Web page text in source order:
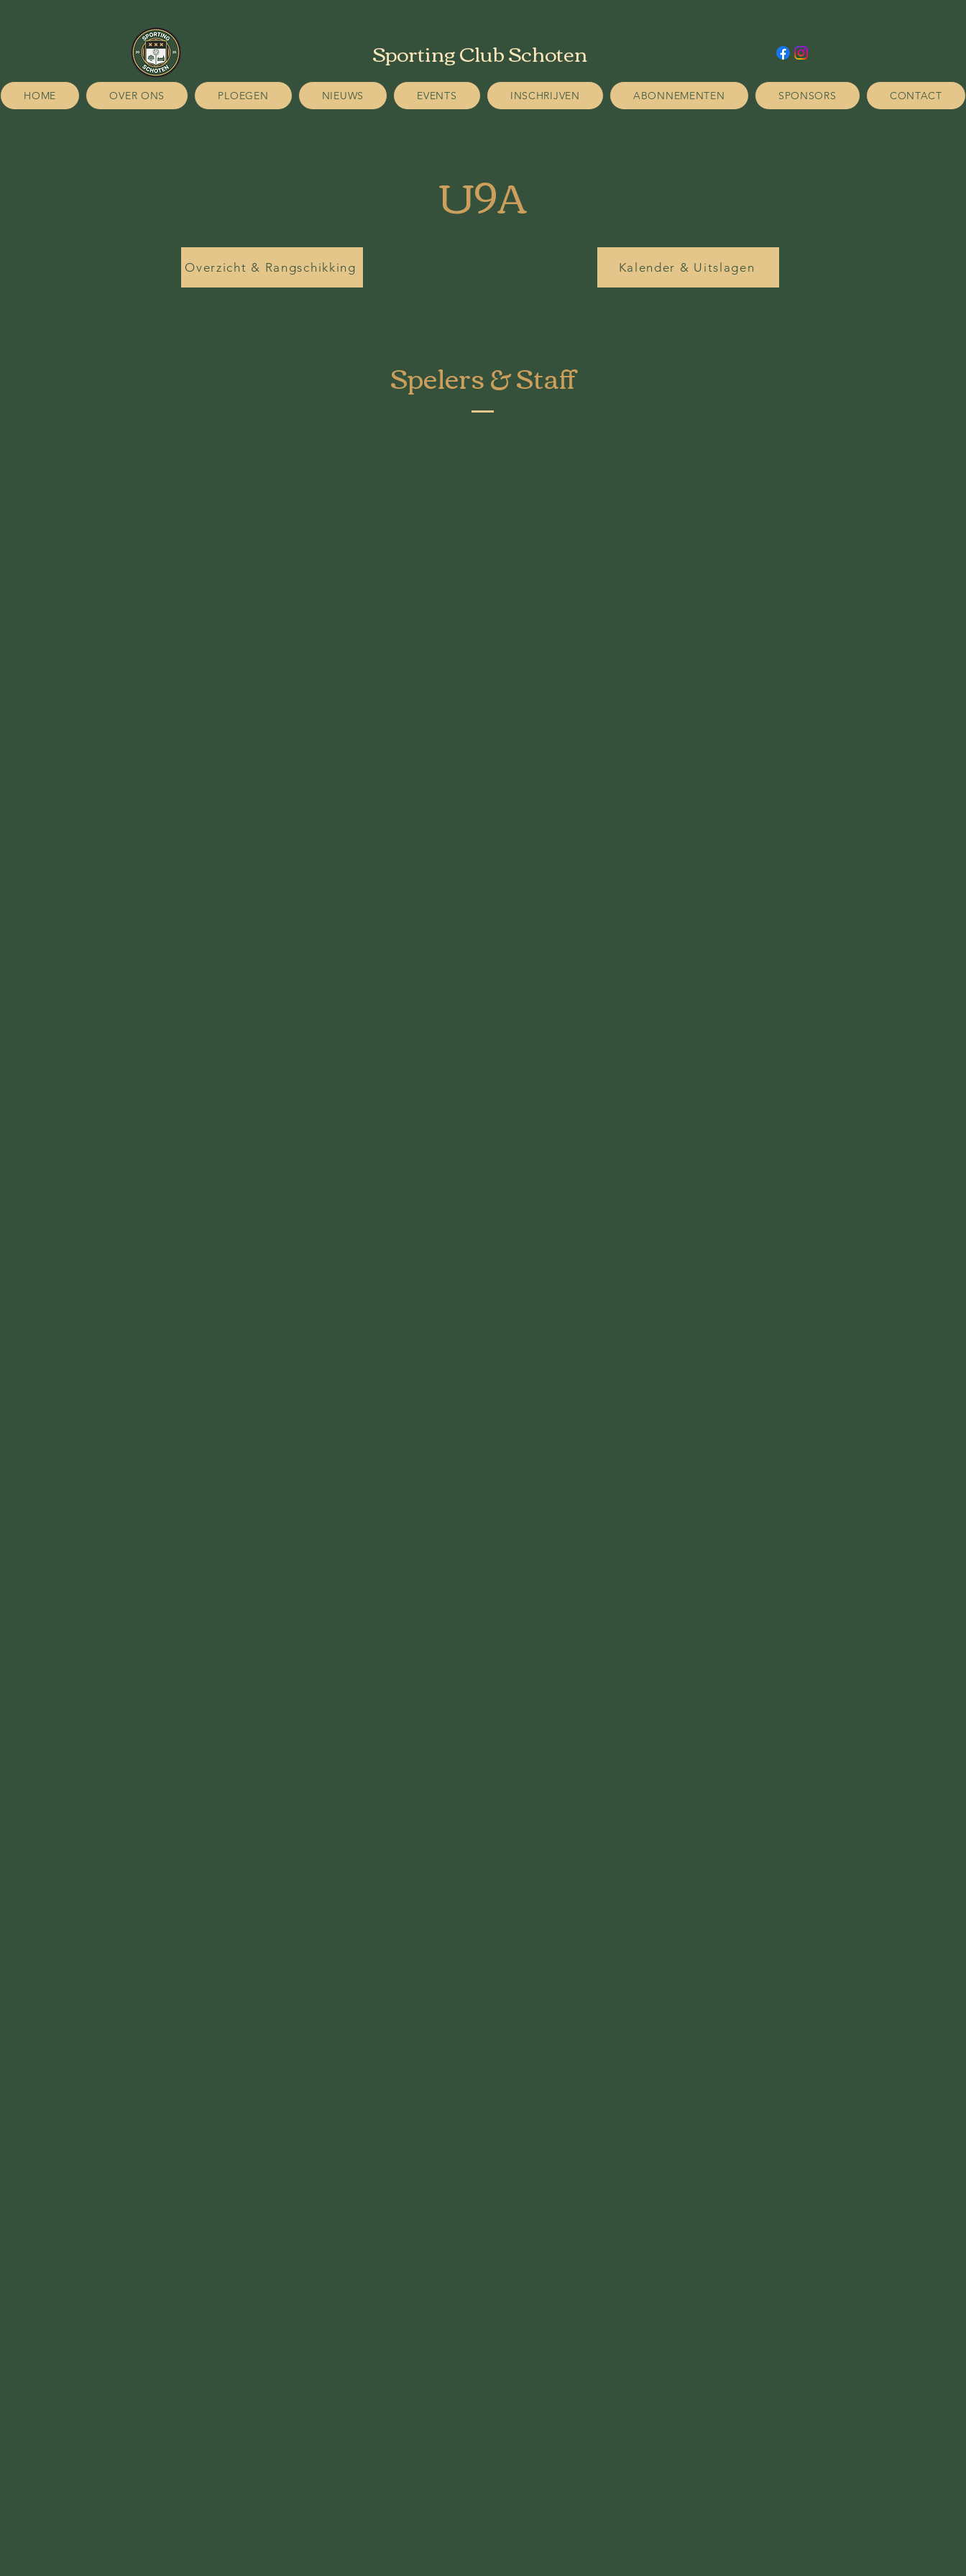
Sporting Club Schoten
HOME OVER ONS PLOEGEN NIEUWS EVENTS INSCHRIJVEN ABONNEMENTEN SPONSORS CONTACT
U9A
Overzicht & Rangschikking Kalender & Uitslagen
Spelers & Staff